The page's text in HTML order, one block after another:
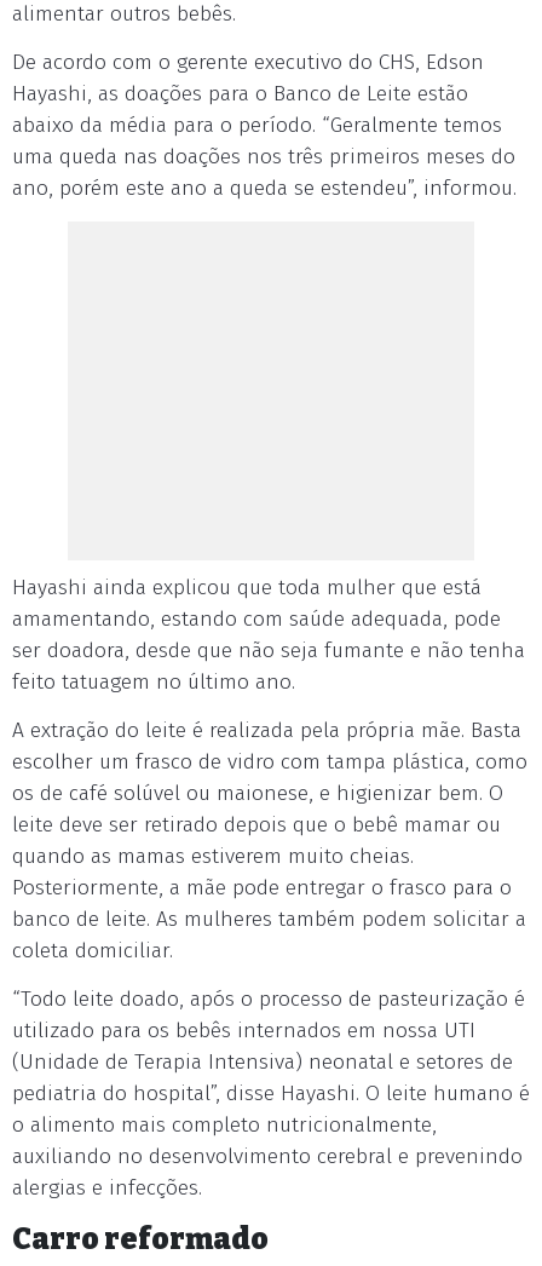
alimentar outros bebês.
De acordo com o gerente executivo do CHS, Edson
Hayashi, as doações para o Banco de Leite estão
abaixo da média para o período. “Geralmente temos
uma queda nas doações nos três primeiros meses do
ano, porém este ano a queda se estendeu”, informou.
Hayashi ainda explicou que toda mulher que está
amamentando, estando com saúde adequada, pode
ser doadora, desde que não seja fumante e não tenha
feito tatuagem no último ano.
A extração do leite é realizada pela própria mãe. Basta
escolher um frasco de vidro com tampa plástica, como
os de café solúvel ou maionese, e higienizar bem. O
leite deve ser retirado depois que o bebê mamar ou
quando as mamas estiverem muito cheias.
Posteriormente, a mãe pode entregar o frasco para o
banco de leite. As mulheres também podem solicitar a
coleta domiciliar.
“Todo leite doado, após o processo de pasteurização é
utilizado para os bebês internados em nossa UTI
(Unidade de Terapia Intensiva) neonatal e setores de
pediatria do hospital”, disse Hayashi. O leite humano é
o alimento mais completo nutricionalmente,
auxiliando no desenvolvimento cerebral e prevenindo
alergias e infecções.
Carro reformado